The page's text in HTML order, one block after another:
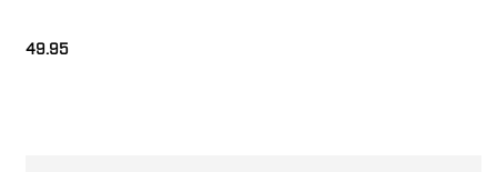
49.95